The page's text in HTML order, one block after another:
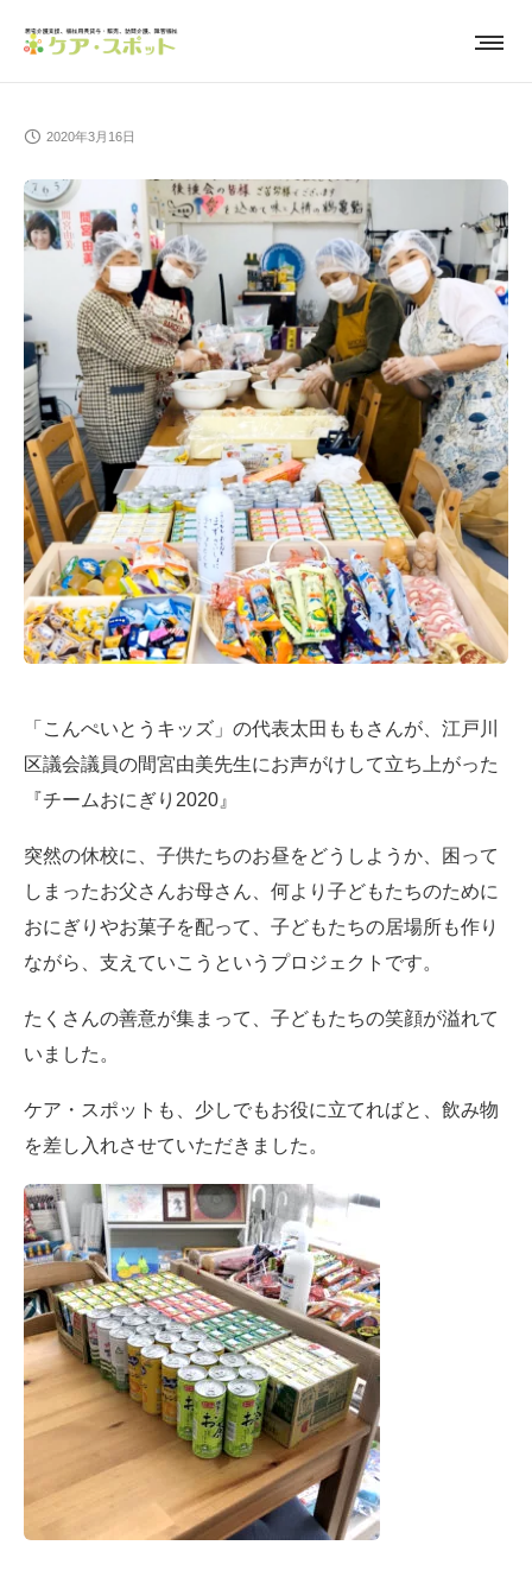
2020年3月16日
「こんぺいとうキッズ」の代表太田ももさんが、江戸川
区議会議員の間宮由美先生にお声がけして立ち上がった
『チームおにぎり2020』
突然の休校に、子供たちのお昼をどうしようか、困って
しまったお父さんお母さん、何より子どもたちのために
おにぎりやお菓子を配って、子どもたちの居場所も作り
ながら、支えていこうというプロジェクトです。
たくさんの善意が集まって、子どもたちの笑顔が溢れて
いました。
ケア・スポットも、少しでもお役に立てればと、飲み物
を差し入れさせていただきました。